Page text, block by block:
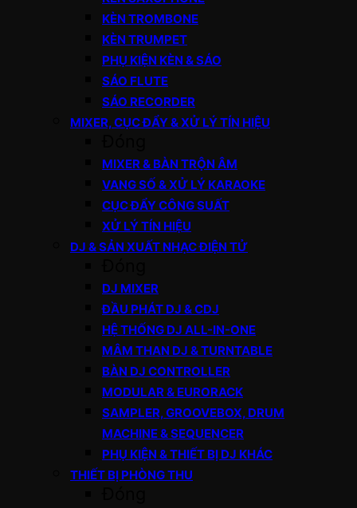
KÈN TROMBONE
KÈN TRUMPET
PHỤ KIỆN KÈN & SÁO
SÁO FLUTE
SÁO RECORDER
MIXER, CỤC ĐẨY & XỬ LÝ TÍN HIỆU
MIXER & BÀN TRỘN ÂM
VANG SỐ & XỬ LÝ KARAOKE
CỤC ĐẨY CÔNG SUẤT
XỬ LÝ TÍN HIỆU
DJ & SẢN XUẤT NHẠC ĐIỆN TỬ
DJ MIXER
ĐẦU PHÁT DJ & CDJ
HỆ THỐNG DJ ALL-IN-ONE
MÂM THAN DJ & TURNTABLE
BÀN DJ CONTROLLER
MODULAR & EURORACK
SAMPLER, GROOVEBOX, DRUM
MACHINE & SEQUENCER
PHỤ KIỆN & THIẾT BỊ DJ KHÁC
THIẾT BỊ PHÒNG THU